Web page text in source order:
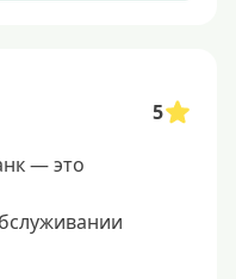
5
— это